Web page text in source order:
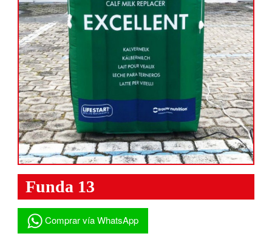
Funda 13
Comprar vía WhatsApp